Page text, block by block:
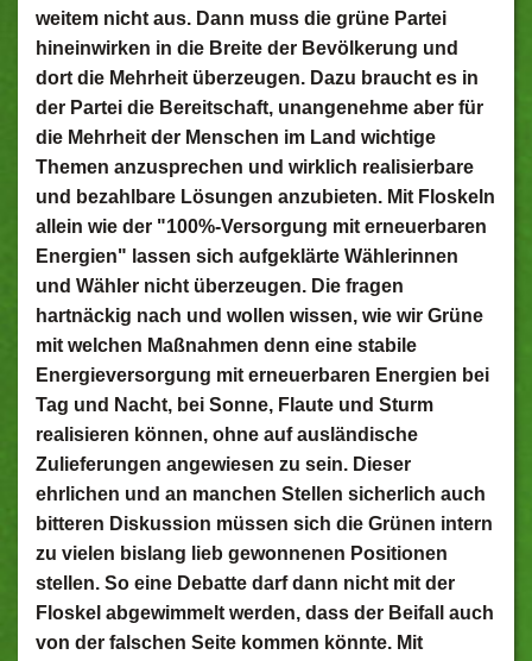
weitem nicht aus. Dann muss die grüne Partei
hineinwirken in die Breite der Bevölkerung und
dort die Mehrheit überzeugen. Dazu braucht es in
der Partei die Bereitschaft, unangenehme aber für
die Mehrheit der Menschen im Land wichtige
Themen anzusprechen und wirklich realisierbare
und bezahlbare Lösungen anzubieten. Mit Floskeln
allein wie der "100%-Versorgung mit erneuerbaren
Energien" lassen sich aufgeklärte Wählerinnen
und Wähler nicht überzeugen. Die fragen
hartnäckig nach und wollen wissen, wie wir Grüne
mit welchen Maßnahmen denn eine stabile
Energieversorgung mit erneuerbaren Energien bei
Tag und Nacht, bei Sonne, Flaute und Sturm
realisieren können, ohne auf ausländische
Zulieferungen angewiesen zu sein. Dieser
ehrlichen und an manchen Stellen sicherlich auch
bitteren Diskussion müssen sich die Grünen intern
zu vielen bislang lieb gewonnenen Positionen
stellen. So eine Debatte darf dann nicht mit der
Floskel abgewimmelt werden, dass der Beifall auch
von der falschen Seite kommen könnte. Mit